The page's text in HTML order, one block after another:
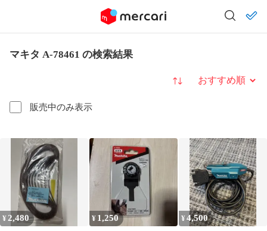
マキタ A-78461 の検索結果
販売中のみ表示
並び替え
¥ 2,480 ¥ 1,250 ¥4,500